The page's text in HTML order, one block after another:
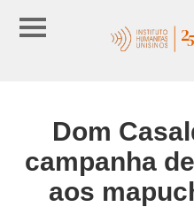
Dom
campanha
aos